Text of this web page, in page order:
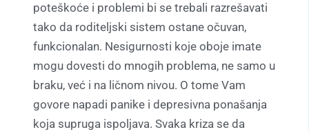
poteškoće i problemi bi se trebali razrešavati
tako da roditeljski sistem ostane očuvan,
funkcionalan. Nesigurnosti koje oboje imate
mogu dovesti do mnogih problema, ne samo u
braku, već i na ličnom nivou. O tome Vam
govore napadi panike i depresivna ponašanja
koja supruga ispoljava. Svaka kriza se da